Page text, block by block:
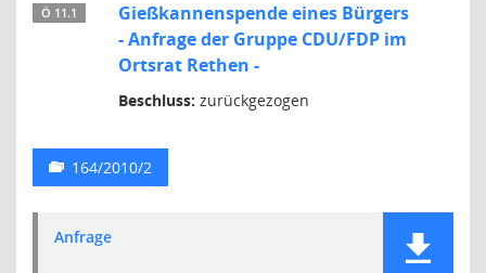
Ö 11.1
Gießkannenspende eines Bürgers
- Anfrage der Gruppe CDU/FDP im
Ortsrat Rethen -
Beschluss: zurückgezogen
164/2010/2
Anfrage